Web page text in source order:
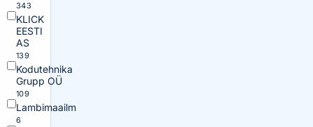
343
KLICK
EESTI
AS
139
Kodutehnika
Grupp OÜ
109
Lambimaailm
6